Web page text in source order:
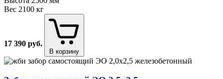
Вес 2100 кг
17 390 руб.
В корзину